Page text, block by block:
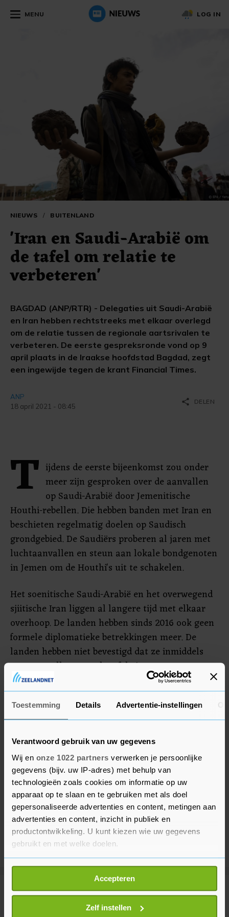
Toestemming Details Advertentie-instellingen
Verantwoord gebruik van uw gegevens
Wij en onze 1022 partners verwerken je persoonlijke
gegevens (bijv. uw IP-adres) met behulp van
technologieën zoals cookies om informatie op uw
apparaat op te slaan en te gebruiken met als doel
gepersonaliseerde advertenties en content, metingen aan
advertenties en content, inzicht in publiek en
productontwikkeling. U kunt kiezen wie uw gegevens
gebruikt en met welke doelen.
Als u het toestaat, willen we ook graag:
Informatie verzamelen over uw geografische
locatie, die tot een paar meter nauwkeurig kan zijn
Uw apparaat identificeren door het actief te
Accepteren
Zelf instellen
MENU LOG IN
NIEUWS / BUITENLAND
'Iran en Saudi-Arabië om
de tafel om relatie te
verbeteren'
BAGDAD (ANP/RTR) - Delegaties uit Saudi-Arabië
en Iran hebben rechtstreeks met elkaar overlegd
om de relatie tussen de regionale aartsrivalen te
verbeteren. De eerste gespreksronde vond op 9
april plaats in de Iraakse hoofdstad Bagdad, zegt
een ingewijde tegen de krant Financial Times.
ANP
18 april 2021 - 08:45
share DELEN
T ijdens de eerste bijeenkomst zou onder
meer zijn gesproken over de aanvallen
op Saudi-Arabië door Jemenitische
Houthi-rebellen. Die hebben banden met Iran en
beschieten regelmatig doelen op Saudisch
grondgebied. De Saudiërs proberen al jaren met
luchtaanvallen en steun aan lokale bondgenoten
in Jemen om de Houthi's uit te schakelen.
Het soenitische Saudi-Arabië en het overwegend
sjiitische Iran liggen al langere tijd met elkaar
overhoop. De landen hebben sinds 2016 ook geen
formele diplomatieke betrekkingen meer. De
landen hebben niet bevestigd dat ze inmiddels
weer met elkaar om de tafel zitten.
Meer uit Buitenland